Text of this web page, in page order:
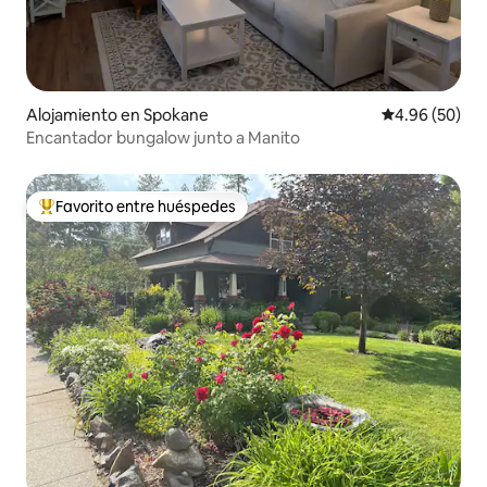
Alojamiento en Spokane Calificación
4.96 (50)
Encantador bungalow junto a Manito
Favorito entre huéspedes preferido
Favorito entre huéspedes